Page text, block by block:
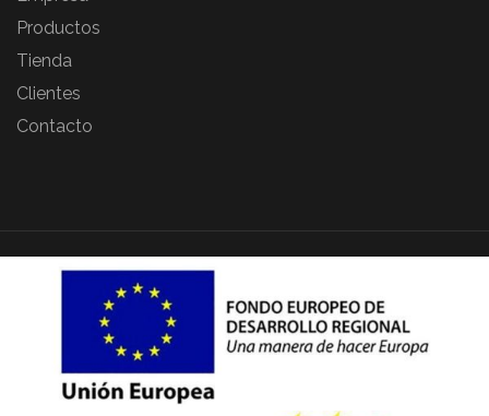
Productos
Tienda
Clientes
Contacto